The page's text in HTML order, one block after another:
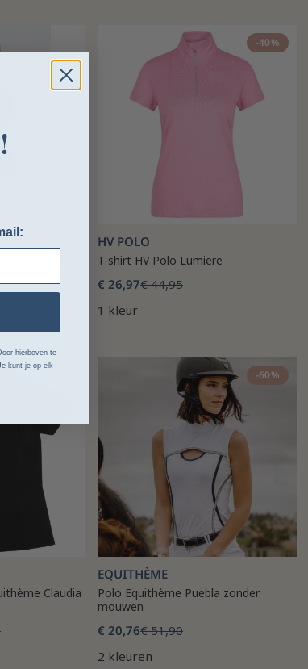
-40%
HV POLO
T-shirt HV Polo Lumiere
€ 26,97€ 44,95
1 kleur
Claudia
-60%
EQUITHÈME
Polo Equithème Puebla zonder
mouwen
€ 20,76€ 51,90
2 kleuren
in:
hierboven te
kunt je op elk